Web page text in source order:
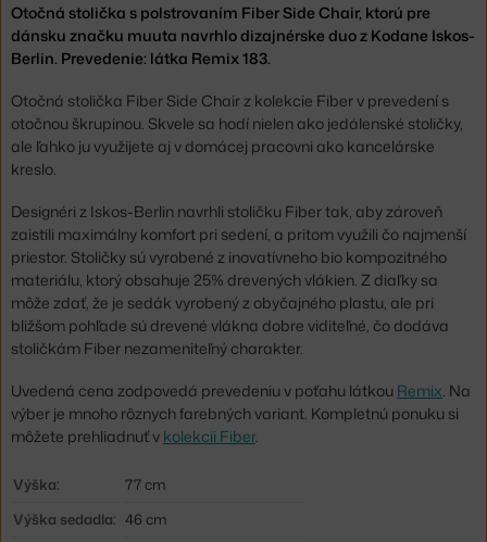
Otočná stolička s polstrovaním Fiber Side Chair, ktorú pre
dánsku značku muuta navrhlo dizajnérske duo z Kodane Iskos-
Berlin. Prevedenie: látka Remix 183.
Otočná stolička Fiber Side Chair z kolekcie Fiber v prevedení s
otočnou škrupinou. Skvele sa hodí nielen ako jedálenské stoličky,
ale ľahko ju využijete aj v domácej pracovni ako kancelárske
kreslo.
Designéri z Iskos-Berlin navrhli stoličku Fiber tak, aby zároveň
zaistili maximálny komfort pri sedení, a pritom využili čo najmenší
priestor. Stoličky sú vyrobené z inovatívneho bio kompozitného
materiálu, ktorý obsahuje 25% drevených vlákien. Z diaľky sa
môže zdať, že je sedák vyrobený z obyčajného plastu, ale pri
bližšom pohľade sú drevené vlákna dobre viditeľné, čo dodáva
stoličkám Fiber nezameniteľný charakter.
Uvedená cena zodpovedá prevedeniu v poťahu látkou Remix. Na
výber je mnoho rôznych farebných variant. Kompletnú ponuku si
môžete prehliadnuť v kolekcii Fiber.
Výška:
77 cm
Výška sedadla: 46 cm